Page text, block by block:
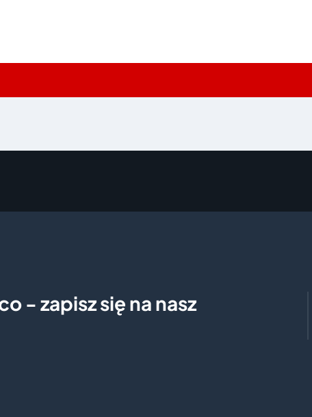
- zapisz się na nasz